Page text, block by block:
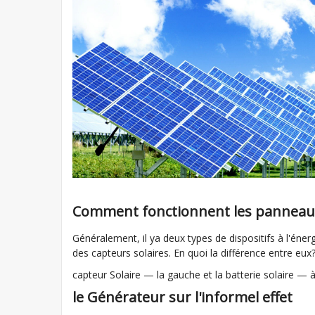
Comment fonctionnent les
Généralement, il ya deux types de dispositifs à
des capteurs solaires. En quoi la différence entre eux?
capteur Solaire — la gauche et la batterie solaire —
le Générateur sur l'informel effet